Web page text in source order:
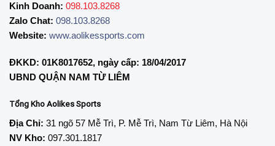
Kinh Doanh: 098.103.8268
Zalo Chat: 098.103.8268
Website: www.aolikessports.com
ĐKKD: 01K8017652, ngày cấp: 18/04/2017
UBND QUẬN NAM TỪ LIÊM
Tổng Kho Aolikes Sports
Địa Chỉ: 31 ngõ 57 Mễ Trì, P. Mễ Trì, Nam Từ Liêm, Hà Nội
NV Kho: 097.301.1817